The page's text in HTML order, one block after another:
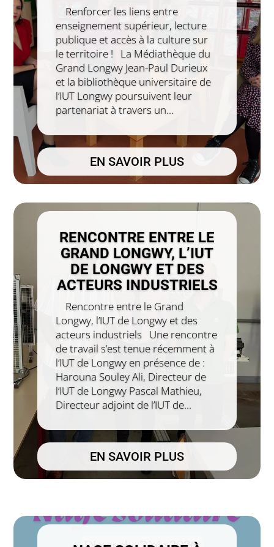
Renforcer les liens entre
enseignement supérieur, lecture
publique et accès à la culture sur
le territoire ! La Médiathèque du
Grand Longwy Jean-Paul Durieux
et la bibliothèque universitaire de
l’IUT Longwy poursuivent leur
partenariat à travers un...
EN SAVOIR PLUS
RENCONTRE ENTRE LE
GRAND LONGWY, L’IUT
DE LONGWY ET DES
ACTEURS INDUSTRIELS
Rencontre entre le Grand
Longwy, l’IUT de Longwy et des
acteurs industriels Une rencontre
de travail s’est tenue récemment à
l’IUT de Longwy en présence de :
Harouna Souley Ali, Directeur de
l’IUT de Longwy Pascal Mathieu,
Directeur adjoint de l’IUT de...
EN SAVOIR PLUS